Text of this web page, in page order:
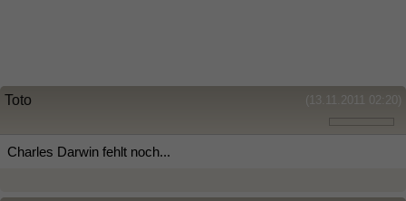
(13.11.2011 02:20)
Toto
Charles Darwin fehlt noch...